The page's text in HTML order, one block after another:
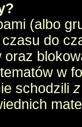
(albo
do
oraz
w
schodzili